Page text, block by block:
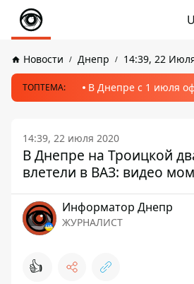
Новости Днепр 14:39, 22
ТОПТЕМА: В Днепре с 1 июля
14:39, 22 июля 2020
В Днепре на Троицкой
влетели в ВАЗ: видео
Информатор Днепр
ЖУРНАЛИСТ
👍